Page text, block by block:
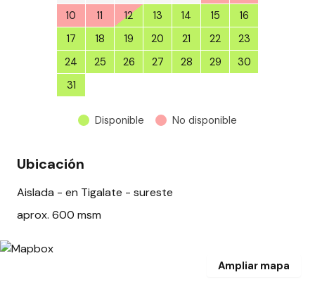
10
11 12 13 14 15
16
17
18 19 20 21 22
23
24
25 26 27 28 29
30
31
Disponible No disponible
Ubicación
Aislada - en Tigalate - sureste
aprox. 600 msm
Ampliar mapa